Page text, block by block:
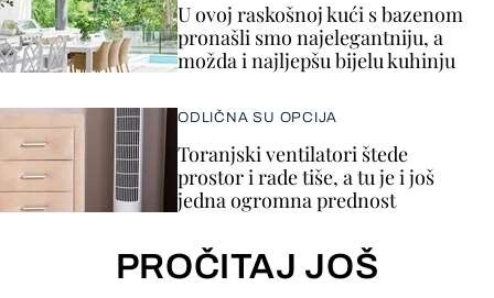
U ovoj raskošnoj kući s bazenom
pronašli smo najelegantniju, a
možda i najljepšu bijelu kuhinju
ODLIČNA SU OPCIJA
Toranjski ventilatori štede
prostor i rade tiše, a tu je i još
jedna ogromna prednost
PROČITAJ JOŠ